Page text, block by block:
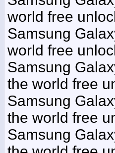
world free
Samsung
world free
Samsung
the world free
Samsung
the world free
Samsung